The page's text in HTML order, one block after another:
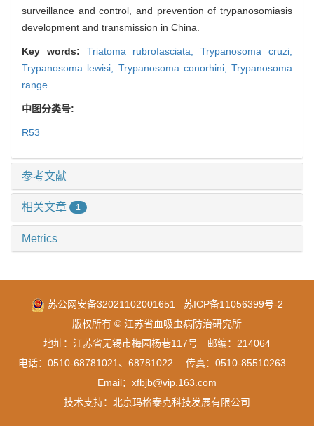
surveillance and control, and prevention of trypanosomiasis
development and transmission in China.
Key words: Triatoma rubrofasciata,Trypanosoma cruzi,
Trypanosoma lewisi, Trypanosoma conorhini, Trypanosoma
range
中图分类号:
R53
参考文献
相关文章 1
Metrics
苏公网安备32021102001651
苏ICP备11056399号-2
版权所有 © 江苏省血吸虫病防治研究所
地址：江苏省无锡市梅园杨巷117号 邮编：214064
电话：0510-68781021、68781022 传真：0510-85510263
Email：xfbjb@vip.163.com
技术支持： 北京玛格泰克科技发展有限公司